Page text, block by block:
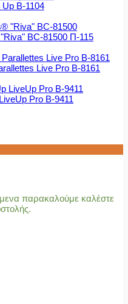
Β-1104
BC-81500 Π-115
Live Pro Β-8161
Pro Β-9411
παρακαλούμε καλέστε